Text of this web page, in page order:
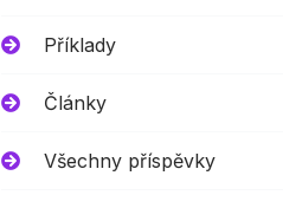
Příklady
Články
Všechny příspěvky